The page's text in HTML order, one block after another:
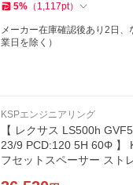
5% （ 1,117pt）
メーカー在庫確認後あり2日
業日を除く）
KSPエンジニアリング
【 レクサス LS500h
23/9 PCD:120 5H 60Φ 】
フセットスペーサー スト